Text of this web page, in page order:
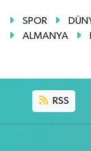
SPOR
ALMANYA
RSS